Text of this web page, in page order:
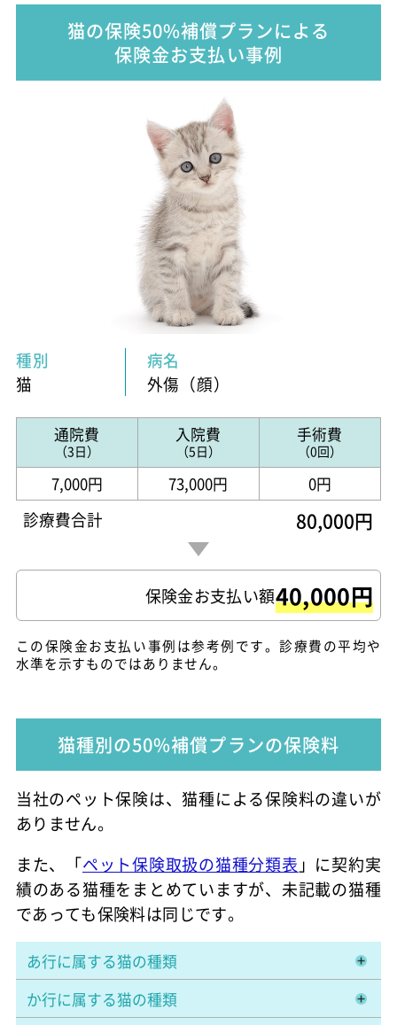
猫の保険50%補償プランによる
保険金お支払い事例
種別
猫
病名
外傷（顔）
通院費
（3日）
入院費
（5日）
手術費
（0回）
7,000円 73,000円 0円
診療費合計 80,000円
保険金お支払い額40,000円
この保険金お支払い事例は参考例です。診療費の平均や
水準を示すものではありません。
猫種別の50%補償プランの保険料
当社のペット保険は、猫種による保険料の違いが
ありません。
また、「ペット保険取扱の猫種分類表 」に契約実
績のある猫種をまとめていますが、未記載の猫種
であっても保険料は同じです。
あ行に属する猫の種類
か行に属する猫の種類